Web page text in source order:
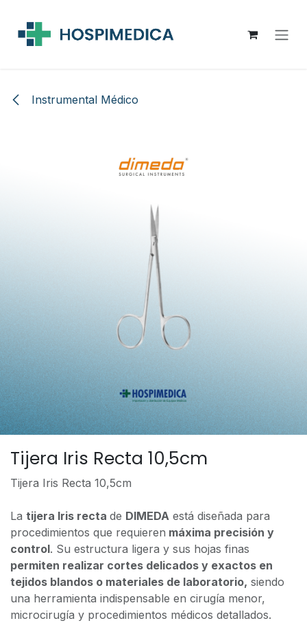
Instrumental Médico
Tijera Iris Recta 10,5cm
Tijera Iris Recta 10,5cm
La tijera Iris recta de DIMEDA está diseñada para
procedimientos que requieren máxima precisión y
control. Su estructura ligera y sus hojas finas
permiten realizar cortes delicados y exactos en
tejidos blandos o materiales de laboratorio, siendo
una herramienta indispensable en cirugía menor,
microcirugía y procedimientos médicos detallados.